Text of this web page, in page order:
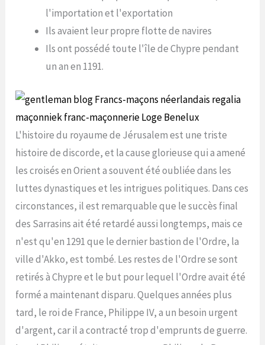
l'importation et l'exportation
Ils avaient leur propre flotte de navires
Ils ont possédé toute l'île de Chypre pendant
un an en 1191.
L'histoire du royaume de Jérusalem est une triste
histoire de discorde, et la cause glorieuse qui a amené
les croisés en Orient a souvent été oubliée dans les
luttes dynastiques et les intrigues politiques. Dans ces
circonstances, il est remarquable que le succès final
des Sarrasins ait été retardé aussi longtemps, mais ce
n'est qu'en 1291 que le dernier bastion de l'Ordre, la
ville d'Akko, est tombé. Les restes de l'Ordre se sont
retirés à Chypre et le but pour lequel l'Ordre avait été
formé a maintenant disparu. Quelques années plus
tard, le roi de France, Philippe IV, a un besoin urgent
d'argent, car il a contracté trop d'emprunts de guerre.